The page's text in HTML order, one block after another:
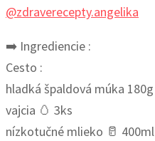
@zdraverecepty.angelika
➡️ Ingrediencie :
Cesto :
hladká špaldová múka 180g
vajcia 🥚 3ks
nízkotučné mlieko 🥛 400ml